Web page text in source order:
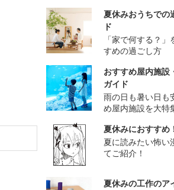
夏休みおうちでの
ド
「家で何する？
すめの過ごし方
おすすめ屋内施設
ガイド
雨の日も暑い日も
め屋内施設を大特
夏休みにおすすめ
夏に読みたい怖い
てご紹介！
夏休みの工作のア